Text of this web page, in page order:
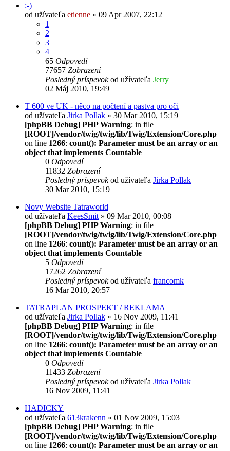
:-)
od užívateľa etienne » 09 Apr 2007, 22:12
1
2
3
4
65 Odpovedí
77657 Zobrazení
Posledný príspevokod užívateľa Jerry
02 Máj 2010, 19:49
T 600 ve UK - něco na počtení a pastva pro oči
od užívateľa Jirka Pollak » 30 Mar 2010, 15:19
[phpBB Debug] PHP Warning: in file
[ROOT]/vendor/twig/twig/lib/Twig/Extension/Core.php
on line 1266: count(): Parameter must be an array or an
object that implements Countable
0 Odpovedí
11832 Zobrazení
Posledný príspevokod užívateľa Jirka Pollak
30 Mar 2010, 15:19
Novy Website Tatraworld
od užívateľa KeesSmit » 09 Mar 2010, 00:08
[phpBB Debug] PHP Warning: in file
[ROOT]/vendor/twig/twig/lib/Twig/Extension/Core.php
on line 1266: count(): Parameter must be an array or an
object that implements Countable
5 Odpovedí
17262 Zobrazení
Posledný príspevokod užívateľa francomk
16 Mar 2010, 20:57
TATRAPLAN PROSPEKT / REKLAMA
od užívateľa Jirka Pollak » 16 Nov 2009, 11:41
[phpBB Debug] PHP Warning: in file
[ROOT]/vendor/twig/twig/lib/Twig/Extension/Core.php
on line 1266: count(): Parameter must be an array or an
object that implements Countable
0 Odpovedí
11433 Zobrazení
Posledný príspevokod užívateľa Jirka Pollak
16 Nov 2009, 11:41
HADICKY
od užívateľa 613krakenn » 01 Nov 2009, 15:03
[phpBB Debug] PHP Warning: in file
[ROOT]/vendor/twig/twig/lib/Twig/Extension/Core.php
on line 1266: count(): Parameter must be an array or an